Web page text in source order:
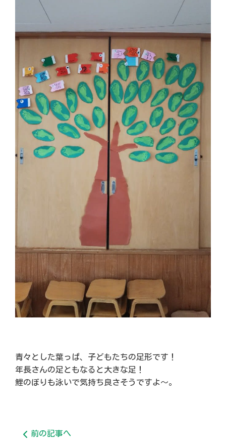
青々とした葉っぱ、子どもたちの足形です！
年長さんの足ともなると大きな足！
鯉のぼりも泳いで気持ち良さそうですよ～。
前の記事へ